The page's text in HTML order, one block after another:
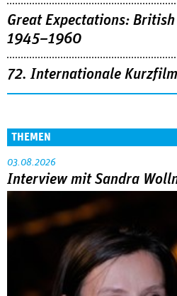
Great Expectations:
1945–1960
72. Internationale
THEMEN
03.08.2026
Interview mit Sandra